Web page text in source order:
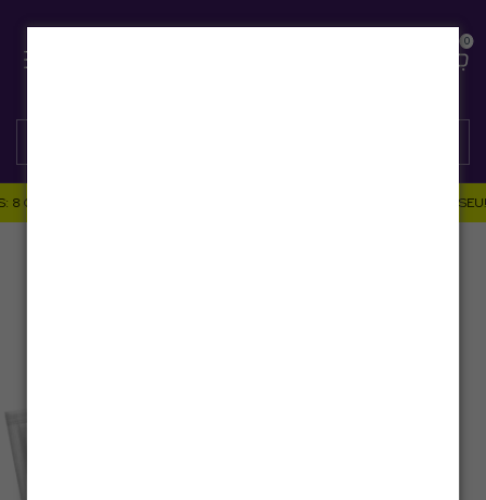
0
COMBOS COM PREÇO ESPECIAL — DE 03 A 10/08. CLIQUE E ESCOLHA O SEU!